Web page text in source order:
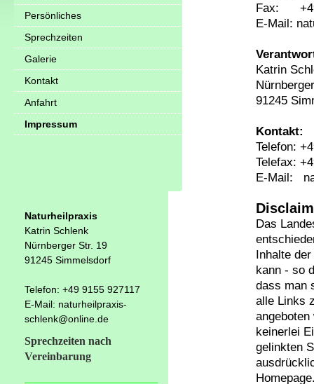
Fax: +49
E-Mail:
Katrin
91245
Kontakt:
Telefon:
Telefax:
E-Mail:
Das
Inhalte
kann - so
dass man
alle Links
keinerlei
gelinkten
Persönliches
Sprechzeiten
Galerie
Kontakt
Anfahrt
Impressum
Naturheilpraxis
Katrin Schlenk
Nürnberger Str. 19
91245 Simmelsdorf
Telefon: +49 9155 927117
E-Mail: naturheilpraxis-
schlenk@online.de
Sprechzeiten nach
Vereinbarung